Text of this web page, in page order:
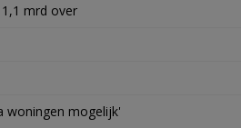
mrd over
woningen mogelijk'